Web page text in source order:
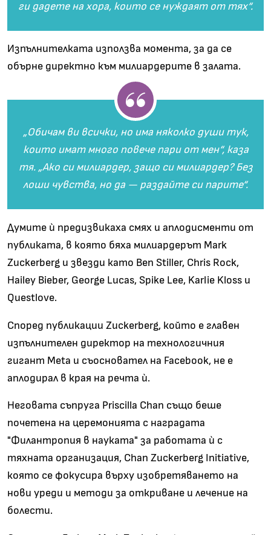
ги дадете на хора, които се нуждаят от тях“.
Изпълнителката използва момента, за да се
обърне директно към милиардерите в залата.
„Обичам ви всички, но има няколко души тук,
които имат много повече пари от мен“, каза
тя. „Ако си милиардер, защо си милиардер? Без
лоши чувства, но да — раздайте си парите“.
Думите ѝ предизвикаха смях и аплодисменти от
публиката, в която бяха милиардерът Mark
Zuckerberg и звезди като Ben Stiller, Chris Rock,
Hailey Bieber, George Lucas, Spike Lee, Karlie Kloss и
Questlove.
Според публикации Zuckerberg, който е главен
изпълнителен директор на технологичния
гигант Meta и съосновател на Facebook, не е
аплодирал в края на речта ѝ.
Неговата съпруга Priscilla Chan също беше
почетена на церемонията с наградата
"Филантропия в науката" за работата ѝ с
тяхната организация, Chan Zuckerberg Initiative,
която се фокусира върху изобретяването на
нови уреди и методи за откриване и лечение на
болести.